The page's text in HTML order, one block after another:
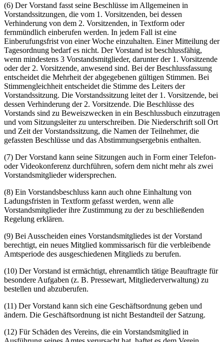
(6) Der Vorstand fasst seine Beschlüsse im Allgemeinen in
Vorstandssitzungen, die vom 1. Vorsitzenden, bei dessen
Verhinderung von dem 2. Vorsitzenden, in Textform oder
fernmündlich einberufen werden. In jedem Fall ist eine
Einberufungsfrist von einer Woche einzuhalten. Einer Mitteilung der
Tagesordnung bedarf es nicht. Der Vorstand ist beschlussfähig,
wenn mindestens 3 Vorstandsmitglieder, darunter der 1. Vorsitzende
oder der 2. Vorsitzende, anwesend sind. Bei der Beschlussfassung
entscheidet die Mehrheit der abgegebenen gültigen Stimmen. Bei
Stimmengleichheit entscheidet die Stimme des Leiters der
Vorstandssitzung. Die Vorstandssitzung leitet der 1. Vorsitzende, bei
dessen Verhinderung der 2. Vorsitzende. Die Beschlüsse des
Vorstands sind zu Beweiszwecken in ein Beschlussbuch einzutragen
und vom Sitzungsleiter zu unterschreiben. Die Niederschrift soll Ort
und Zeit der Vorstandssitzung, die Namen der Teilnehmer, die
gefassten Beschlüsse und das Abstimmungsergebnis enthalten.
(7) Der Vorstand kann seine Sitzungen auch in Form einer Telefon-
oder Videokonferenz durchführen, sofern dem nicht mehr als zwei
Vorstandsmitglieder widersprechen.
(8) Ein Vorstandsbeschluss kann auch ohne Einhaltung von
Ladungsfristen in Textform gefasst werden, wenn alle
Vorstandsmitglieder ihre Zustimmung zu der zu beschließenden
Regelung erklären.
(9) Bei Ausscheiden eines Vorstandsmitgliedes ist der Vorstand
berechtigt, ein neues Mitglied kommissarisch für die verbleibende
Amtsperiode des ausgeschiedenen Mitglieds zu berufen.
(10) Der Vorstand ist ermächtigt, ehrenamtlich tätige Beauftragte für
besondere Aufgaben (z. B. Pressewart, Mitgliederverwaltung) zu
bestellen und abzuberufen.
(11) Der Vorstand kann sich eine Geschäftsordnung geben und
ändern. Die Geschäftsordnung ist nicht Bestandteil der Satzung.
(12) Für Schäden des Vereins, die ein Vorstandsmitglied in